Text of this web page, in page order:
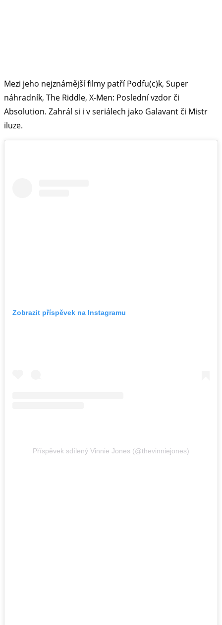
Mezi jeho nejznámější filmy patří Podfu(c)k, Super
náhradník, The Riddle, X-Men: Poslední vzdor či
Absolution. Zahrál si i v seriálech jako Galavant či Mistr
iluze.
Zobrazit příspěvek na Instagramu
Příspěvek sdílený Vinnie Jones (@thevinniejones)